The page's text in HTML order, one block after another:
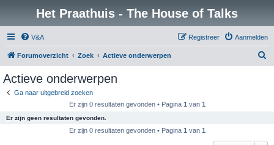
Het Praathuis - The House of Talks
V&A Aanmelden
Registreer
Forumoverzicht Zoek Actieve onderwerpen
Actieve onderwerpen
Ga naar uitgebreid zoeken
Er zijn 0 resultaten gevonden • Pagina 1 van 1
Er zijn geen resultaten gevonden.
Er zijn 0 resultaten gevonden • Pagina 1 van 1